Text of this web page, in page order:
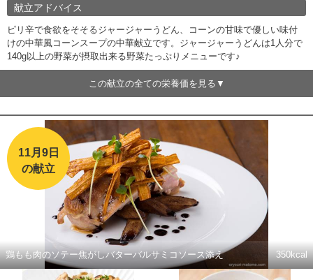
献立アドバイス
ピリ辛で食欲をそそるジャージャーうどん、コーンの甘味で優しい味付
けの中華風コーンスープの中華献立です。ジャージャーうどんは1人分で
140g以上の野菜が摂取出来る野菜たっぷりメニューです♪
この献立の全ての栄養価を見る
11月9日
の献立
鶏もも肉のソテー焦がしバターバルサミコソース添え 350kcal